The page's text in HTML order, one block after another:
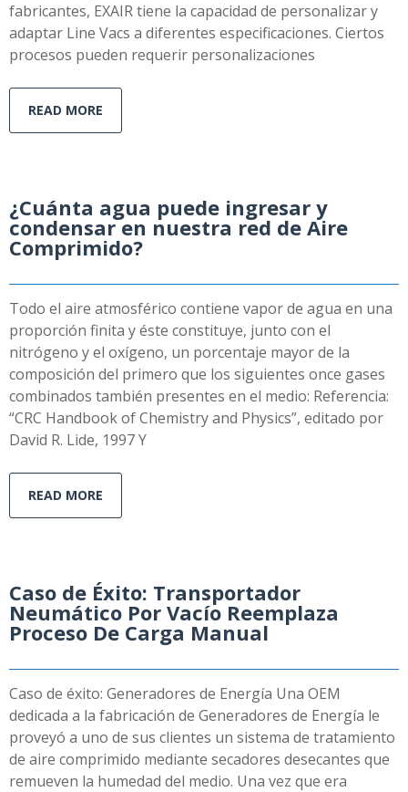
fabricantes, EXAIR tiene la capacidad de personalizar y
adaptar Line Vacs a diferentes especificaciones. Ciertos
procesos pueden requerir personalizaciones
READ MORE
¿Cuánta agua puede ingresar y
condensar en nuestra red de Aire
Comprimido?
Todo el aire atmosférico contiene vapor de agua en una
proporción finita y éste constituye, junto con el
nitrógeno y el oxígeno, un porcentaje mayor de la
composición del primero que los siguientes once gases
combinados también presentes en el medio: Referencia:
“CRC Handbook of Chemistry and Physics”, editado por
David R. Lide, 1997 Y
READ MORE
Caso de Éxito: Transportador
Neumático Por Vacío Reemplaza
Proceso De Carga Manual
Caso de éxito: Generadores de Energía Una OEM
dedicada a la fabricación de Generadores de Energía le
proveyó a uno de sus clientes un sistema de tratamiento
de aire comprimido mediante secadores desecantes que
remueven la humedad del medio. Una vez que era